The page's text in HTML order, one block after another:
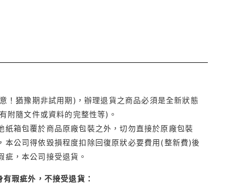
！猶豫期非試用期)，辦理退貨之商品必須是全新狀態
附隨文件或資料的完整性等)。
箱包覆於商品原廠包裝之外，切勿直接於原廠包裝
公司得依毀損程度扣除回復原狀必要費用(整新費)後
，本公司接受退貨。
瑕疵外，不接受退貨：